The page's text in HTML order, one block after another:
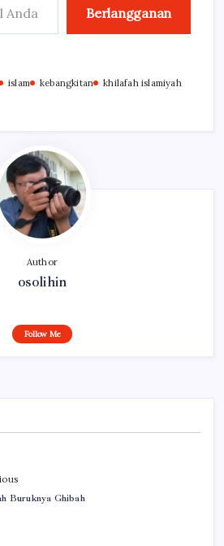
Berlangganan
islam kebangkitan
khilafah islamiyah
Author
osolihin
Follow Me
Buruknya Ghibah